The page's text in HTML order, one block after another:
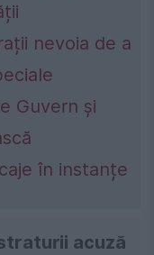
nevoia de a
Guvern și
în instanțe
acuză